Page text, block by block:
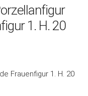
1. H. 20
Frauenfigur 1. H. 20